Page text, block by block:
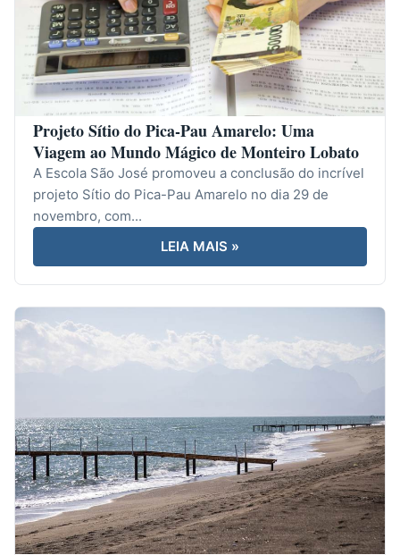
Projeto Sítio do Pica-Pau Amarelo: Uma
Viagem ao Mundo Mágico de Monteiro Lobato
A Escola São José promoveu a conclusão do incrível
projeto Sítio do Pica-Pau Amarelo no dia 29 de
novembro, com...
LEIA MAIS »